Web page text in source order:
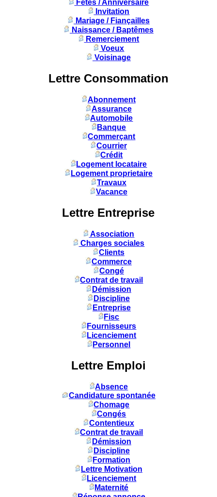
Fêtes / Anniversaire
Invitation
Mariage / Fiançailles
Naissance / Baptêmes
Remerciement
Voeux
Voisinage
Lettre Consommation
Abonnement
Assurance
Automobile
Banque
Commerçant
Courrier
Crédit
Logement locataire
Logement proprietaire
Travaux
Vacance
Lettre Entreprise
Association
Charges sociales
Clients
Commerce
Congé
Contrat de travail
Démission
Discipline
Entreprise
Fisc
Fournisseurs
Licenciement
Personnel
Lettre Emploi
Absence
Candidature spontanée
Chomage
Congés
Contentieux
Contrat de travail
Démission
Discipline
Formation
Lettre Motivation
Licenciement
Maternité